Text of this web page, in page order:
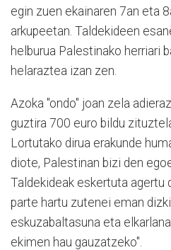
egin zuen ekainaren 7an eta
arkupeetan. Taldekideen
helburua Palestinako herriari
helaraztea izan zen.
Azoka "ondo" joan zela
guztira 700 euro bildu
Lortutako dirua erakunde
diote, Palestinan bizi den
Taldekideak eskertuta agertu
parte hartu zutenei eman
eskuzabaltasuna eta
ekimen hau gauzatzeko".